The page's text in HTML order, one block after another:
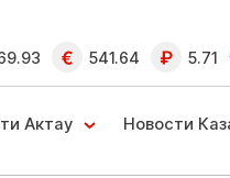
541.64 5.71
Актау Новости